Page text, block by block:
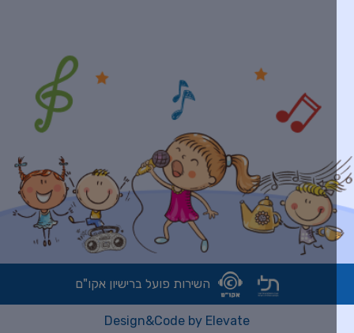
השירות פועל ברישיון אקו"ם
Design&Code by Elevate